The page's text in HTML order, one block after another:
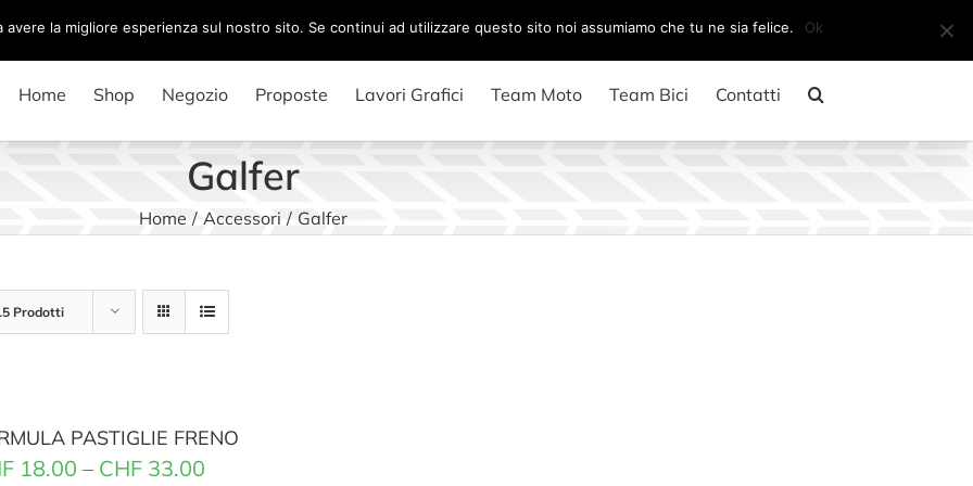
Il mio account CARRELLO
Home Shop Negozio Proposte Lavori Grafici Team Moto Team Bici Contatti
Galfer
Home / Accessori / Galfer
Prodotti
PASTIGLIE FRENO
18.00 – CHF 33.00
la migliore esperienza sul nostro sito. Se continui ad utilizzare questo sito noi assumiamo che tu ne sia felice. Ok